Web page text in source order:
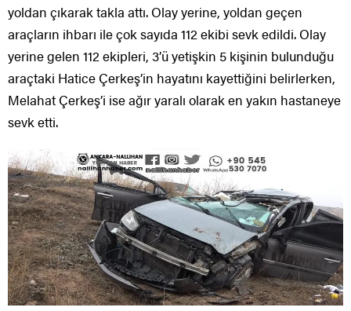
yoldan çıkarak takla attı. Olay yerine, yoldan geçen
araçların ihbarı ile çok sayıda 112 ekibi sevk edildi. Olay
yerine gelen 112 ekipleri, 3’ü yetişkin 5 kişinin bulunduğu
araçtaki Hatice Çerkeş’in hayatını kayettiğini belirlerken,
Melahat Çerkeş’i ise ağır yaralı olarak en yakın hastaneye
sevk etti.